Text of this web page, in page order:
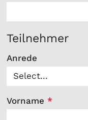
Teilnehmer
Anrede
Vorname *